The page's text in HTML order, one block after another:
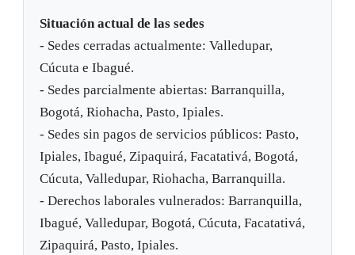
Situación actual de las sedes
- Sedes cerradas actualmente: Valledupar,
Cúcuta e Ibagué.
- Sedes parcialmente abiertas: Barranquilla,
Bogotá, Riohacha, Pasto, Ipiales.
- Sedes sin pagos de servicios públicos: Pasto,
Ipiales, Ibagué, Zipaquirá, Facatativá, Bogotá,
Cúcuta, Valledupar, Riohacha, Barranquilla.
- Derechos laborales vulnerados: Barranquilla,
Ibagué, Valledupar, Bogotá, Cúcuta, Facatativá,
Zipaquirá, Pasto, Ipiales.